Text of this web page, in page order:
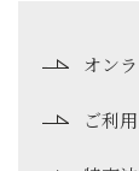
オン
ご利